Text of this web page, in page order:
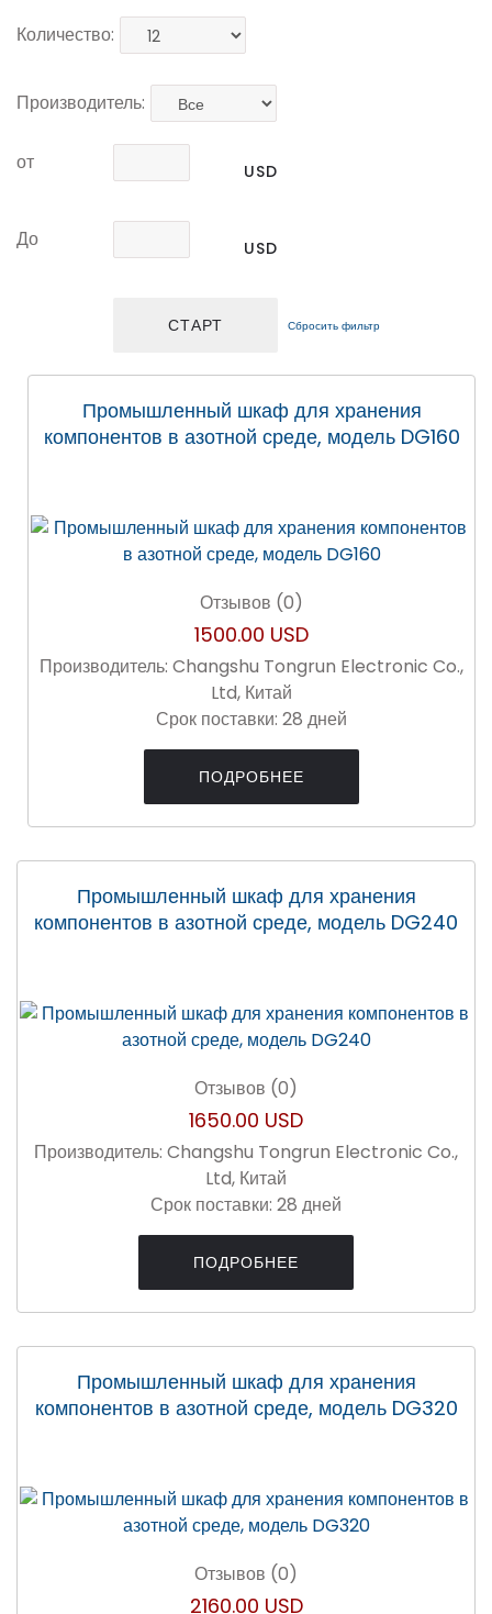
Количество:
Производитель:
от USD
До USD
Сбросить фильтр
Промышленный шкаф для хранения
компонентов в азотной среде, модель DG160
Отзывов (0)
1500.00 USD
Производитель: Changshu Tongrun Electronic Co.,
Ltd, Китай
Срок поставки: 28 дней
ПОДРОБНЕЕ
Промышленный шкаф для хранения
компонентов в азотной среде, модель DG240
Отзывов (0)
1650.00 USD
Производитель: Changshu Tongrun Electronic Co.,
Ltd, Китай
Срок поставки: 28 дней
ПОДРОБНЕЕ
Промышленный шкаф для хранения
компонентов в азотной среде, модель DG320
Отзывов (0)
2160.00 USD